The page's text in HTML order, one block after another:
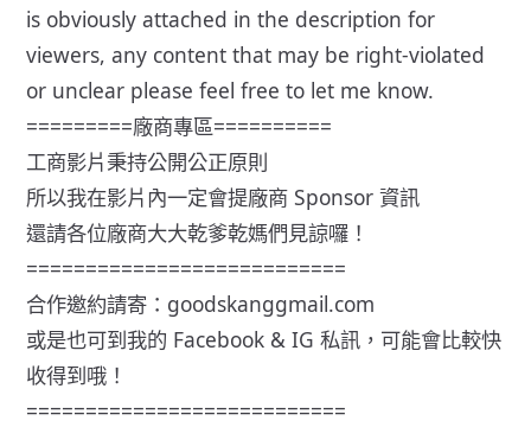
is obviously attached in the description for
viewers, any content that may be right-violated
or unclear please feel free to let me know.
=========廠商專區==========
工商影片秉持公開公正原則
所以我在影片內一定會提廠商 Sponsor 資訊
還請各位廠商大大乾爹乾媽們見諒囉！
===========================
合作邀約請寄：goodskanggmail.com
或是也可到我的 Facebook & IG 私訊，可能會比較快
收得到哦！
===========================